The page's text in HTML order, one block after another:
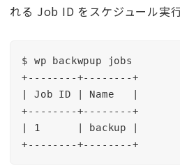
れる Job ID をスケジュール実
$ wp backwpup jobs
+--------+--------+
| Job ID | Name   |
+--------+--------+
| 1      | backup |
+--------+--------+